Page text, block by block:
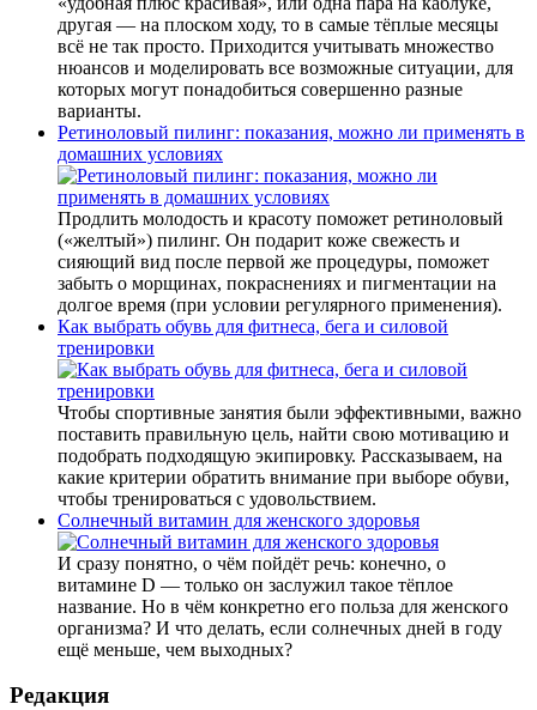
другая — на плоском ходу, то в самые тёплые месяцы
всё не так просто. Приходится учитывать множество
нюансов и моделировать все возможные ситуации, для
которых могут понадобиться совершенно разные
варианты.
Ретиноловый пилинг: показания, можно ли применять в
домашних условиях
Продлить молодость и красоту поможет ретиноловый
(«желтый») пилинг. Он подарит коже свежесть и
сияющий вид после первой же процедуры, поможет
забыть о морщинах, покраснениях и пигментации на
долгое время (при условии регулярного применения).
Как выбрать обувь для фитнеса, бега и силовой
тренировки
Чтобы спортивные занятия были эффективными, важно
поставить правильную цель, найти свою мотивацию и
подобрать подходящую экипировку. Рассказываем, на
какие критерии обратить внимание при выборе обуви,
чтобы тренироваться с удовольствием.
Солнечный витамин для женского здоровья
И сразу понятно, о чём пойдёт речь: конечно, о
витамине D — только он заслужил такое тёплое
название. Но в чём конкретно его польза для женского
организма? И что делать, если солнечных дней в году
ещё меньше, чем выходных?
Редакция